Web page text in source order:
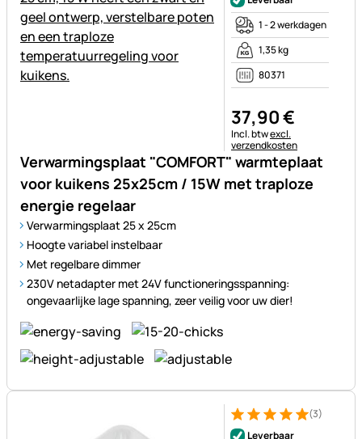
Verwarmingsplaat "COMFORT" warmteplaat
voor kuikens 25x25cm / 15W met traploze
energie regelaar
Verwarmingsplaat 25 x 25cm
Hoogte variabel instelbaar
Met regelbare dimmer
230V netadapter met 24V functioneringsspanning:
ongevaarlijke lage spanning, zeer veilig voor uw dier!
1 - 2 werkdagen
1,35 kg
80371
37,90€
Belastinginformatie:
Incl. btwexcl.
verzendkosten
Beoordeling: 5 van 5 (3
3 Bewertungen
(3)
Leverbaar